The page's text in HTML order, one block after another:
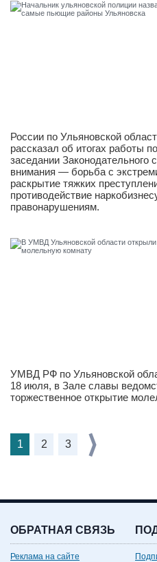
России по Ульяновской
рассказал об итогах работы
заседании Законодательного
внимания — борьба с
раскрытие тяжких
противодействие
правонарушениям.
УМВД РФ по Ульяновской
18 июля, в Зале славы
торжественное открытие
1 2 3
ОБРАТНАЯ СВЯЗЬ
Реклама на сайте